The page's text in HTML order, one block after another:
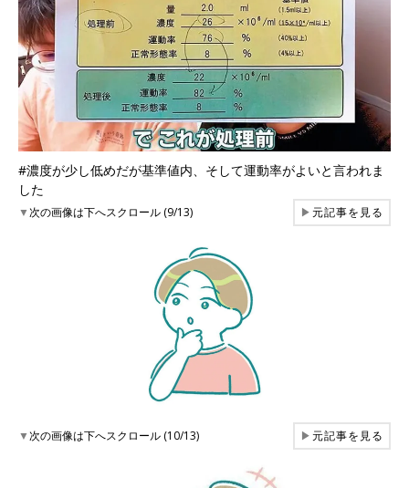
#濃度が少し低めだが基準値内、そして運動率がよいと言われま
した
▼次の画像は下へスクロール (9/13) ▶元記事を見る
▼次の画像は下へスクロール (10/13) ▶元記事を見る